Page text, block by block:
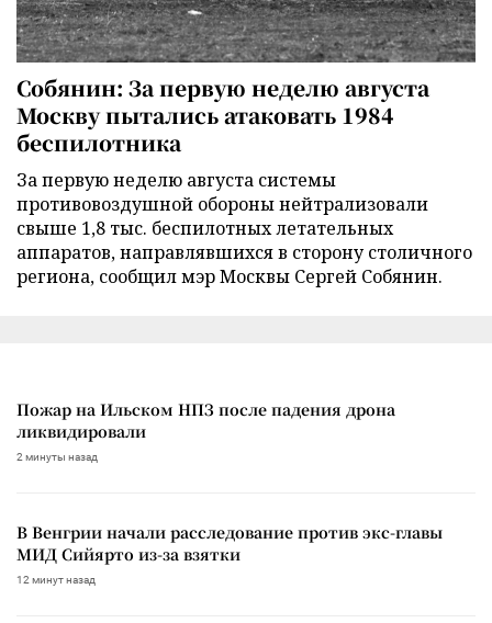
Собянин: За первую неделю августа
Москву пытались атаковать 1984
беспилотника
За первую неделю августа системы
противовоздушной обороны нейтрализовали
свыше 1,8 тыс. беспилотных летательных
аппаратов, направлявшихся в сторону столичного
региона, сообщил мэр Москвы Сергей Собянин.
Пожар на Ильском НПЗ после падения дрона
ликвидировали
2 минуты назад
В Венгрии начали расследование против экс-главы
МИД Сийярто из-за взятки
12 минут назад